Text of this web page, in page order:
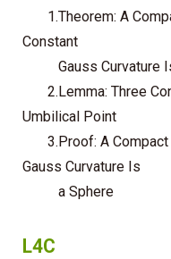
1.Theorem: A
Constant
Gauss Curvature
2.Lemma: Three
Umbilical Point
3.Proof: A Compact
Gauss Curvature Is
a Sphere
L4C